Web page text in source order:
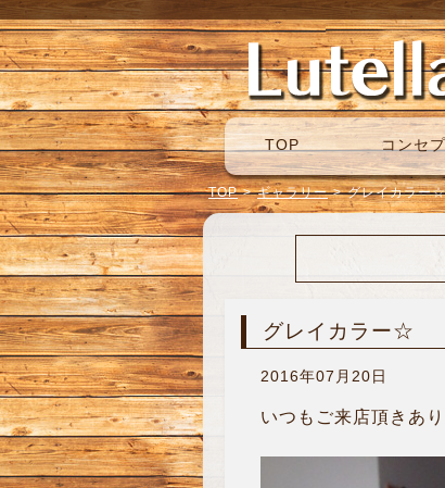
TOP コンセ
TOP > ギャラリー > グレイカラー☆
グレイカラー☆
2016年07月20日
いつもご来店頂きあ